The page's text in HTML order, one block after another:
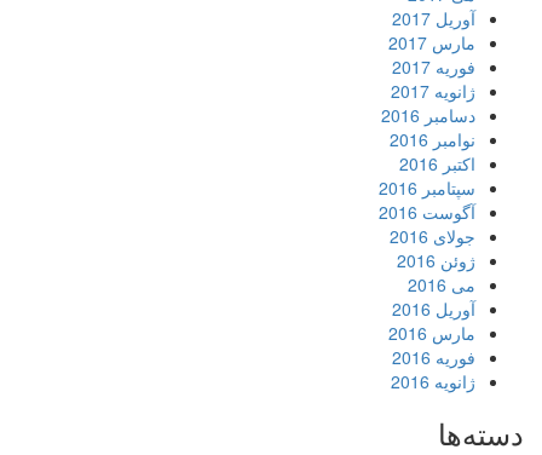
آوریل 2017
مارس 2017
فوریه 2017
ژانویه 2017
دسامبر 2016
نوامبر 2016
اکتبر 2016
سپتامبر 2016
آگوست 2016
جولای 2016
ژوئن 2016
می 2016
آوریل 2016
مارس 2016
فوریه 2016
ژانویه 2016
دسته‌ها